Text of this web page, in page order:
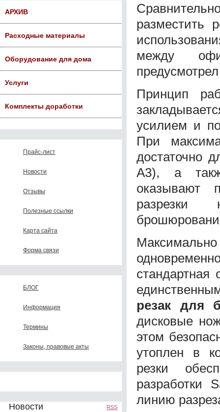
АРХИВ
Расходные материалы
Оборудование для дома
Услуги
Комплекты доработки
Прайс-лист
Новости
Отзывы
Полезные ссылки
Карта сайта
Форма связи
БЛОГ
Информация
Термины
Законы, правовые акты
Новости RSS
разместить
между
Принцип
усилием и
При
достаточно
А3), а
оказывают
разрезки
резак для
дисковые
этом
утоплен в
резки
разработки
линию